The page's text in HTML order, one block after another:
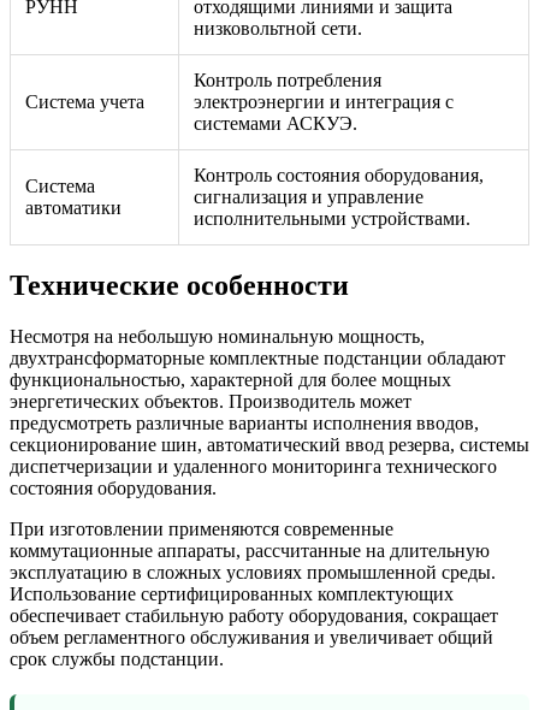
РУНН
отходящими линиями и защита
низковольтной сети.
Система учета
Контроль потребления
электроэнергии и интеграция с
системами АСКУЭ.
Система
автоматики
Контроль состояния оборудования,
сигнализация и управление
исполнительными устройствами.
Технические особенности
Несмотря на небольшую номинальную мощность,
двухтрансформаторные комплектные подстанции обладают
функциональностью, характерной для более мощных
энергетических объектов. Производитель может
предусмотреть различные варианты исполнения вводов,
секционирование шин, автоматический ввод резерва, системы
диспетчеризации и удаленного мониторинга технического
состояния оборудования.
При изготовлении применяются современные
коммутационные аппараты, рассчитанные на длительную
эксплуатацию в сложных условиях промышленной среды.
Использование сертифицированных комплектующих
обеспечивает стабильную работу оборудования, сокращает
объем регламентного обслуживания и увеличивает общий
срок службы подстанции.